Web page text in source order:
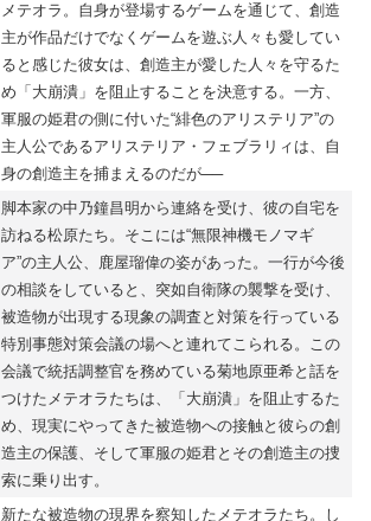
メテオラ。自身が登場するゲームを通じて、創造
主が作品だけでなくゲームを遊ぶ人々も愛してい
ると感じた彼女は、創造主が愛した人々を守るた
め「大崩潰」を阻止することを決意する。一方、
軍服の姫君の側に付いた“緋色のアリステリア”の
主人公であるアリステリア・フェブラリィは、自
身の創造主を捕まえるのだが──
脚本家の中乃鐘昌明から連絡を受け、彼の自宅を
訪ねる松原たち。そこには“無限神機モノマギ
ア”の主人公、鹿屋瑠偉の姿があった。一行が今後
の相談をしていると、突如自衛隊の襲撃を受け、
被造物が出現する現象の調査と対策を行っている
特別事態対策会議の場へと連れてこられる。この
会議で統括調整官を務めている菊地原亜希と話を
つけたメテオラたちは、「大崩潰」を阻止するた
め、現実にやってきた被造物への接触と彼らの創
造主の保護、そして軍服の姫君とその創造主の捜
索に乗り出す。
新たな被造物の現界を察知したメテオラたち。し